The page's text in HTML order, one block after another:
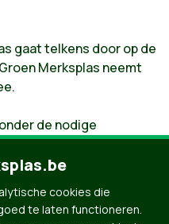
gaat telkens door op de
Merksplas neemt
de nodige
vooraf zitten wij
we alle zaken
worden, aarzel dan
mogelijk voor de
cookies die
te laten functioneren.